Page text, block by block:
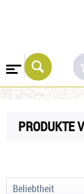
PRODUKTE